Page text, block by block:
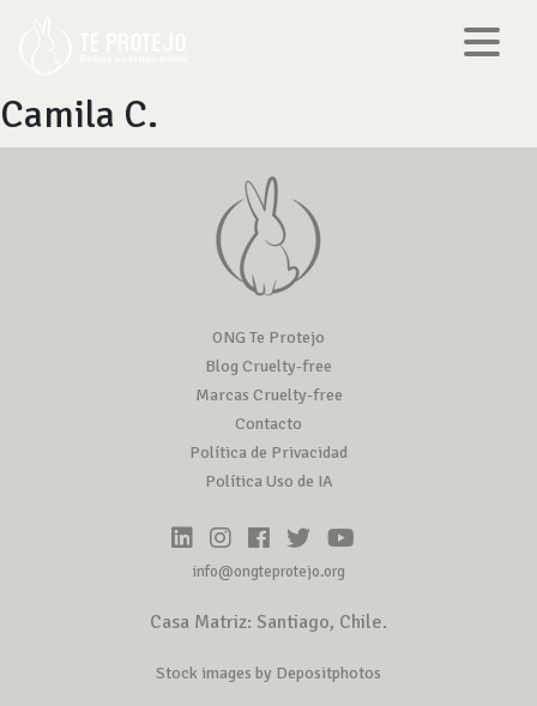
Camila C.
ONG Te Protejo
Blog Cruelty-free
Marcas Cruelty-free
Contacto
Política de Privacidad
Política Uso de IA
info@ongteprotejo.org
Casa Matriz: Santiago, Chile.
Stock images by Depositphotos